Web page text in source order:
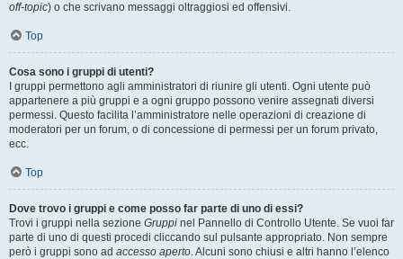
off-topic) o che scrivano messaggi oltraggiosi ed offensivi.
Top
Cosa sono i gruppi di utenti?
I gruppi permettono agli amministratori di riunire gli utenti. Ogni utente può
appartenere a più gruppi e a ogni gruppo possono venire assegnati diversi
permessi. Questo facilita l’amministratore nelle operazioni di creazione di
moderatori per un forum, o di concessione di permessi per un forum privato,
ecc.
Top
Dove trovo i gruppi e come posso far parte di uno di essi?
Trovi i gruppi nella sezione Gruppi nel Pannello di Controllo Utente. Se vuoi far
parte di uno di questi procedi cliccando sul pulsante appropriato. Non sempre
però i gruppi sono ad accesso aperto. Alcuni sono chiusi e altri hanno l’elenco